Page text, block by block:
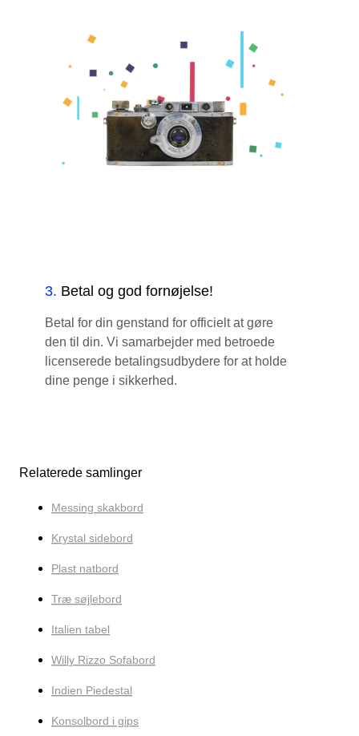
3. Betal og god fornøjelse!
Betal for din genstand for officielt at gøre
den til din. Vi samarbejder med betroede
licenserede betalingsudbydere for at holde
dine penge i sikkerhed.
Relaterede samlinger
Messing skakbord
Krystal sidebord
Plast natbord
Træ søjlebord
Italien tabel
Willy Rizzo Sofabord
Indien Piedestal
Konsolbord i gips